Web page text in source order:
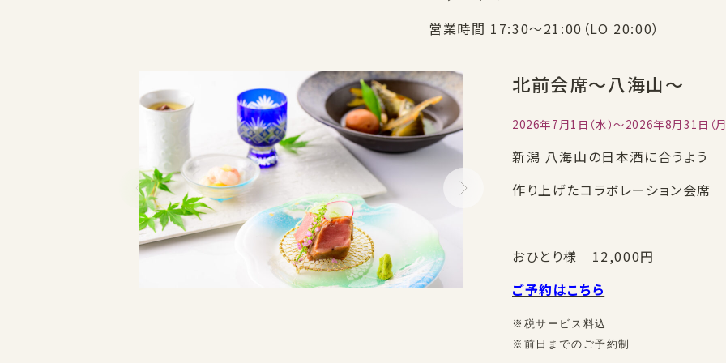
営業時間 17:30～21:00（LO 20:00）
北前会席～八海山～
北前会席～八海山～
2026年7月1日（水）～2026年8月31日（月
新潟 八海山の日本酒に合うよう
作り上げたコラボレーション会席
おひとり様 12,000円
ご予約はこちら
※税サービス料込
※前日までのご予約制